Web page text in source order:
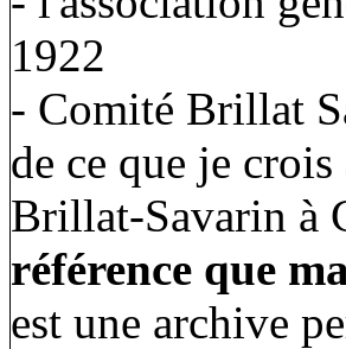
1922
- Comité Brillat
de ce que je
Brillat-Savarin à
référence que
est une archive